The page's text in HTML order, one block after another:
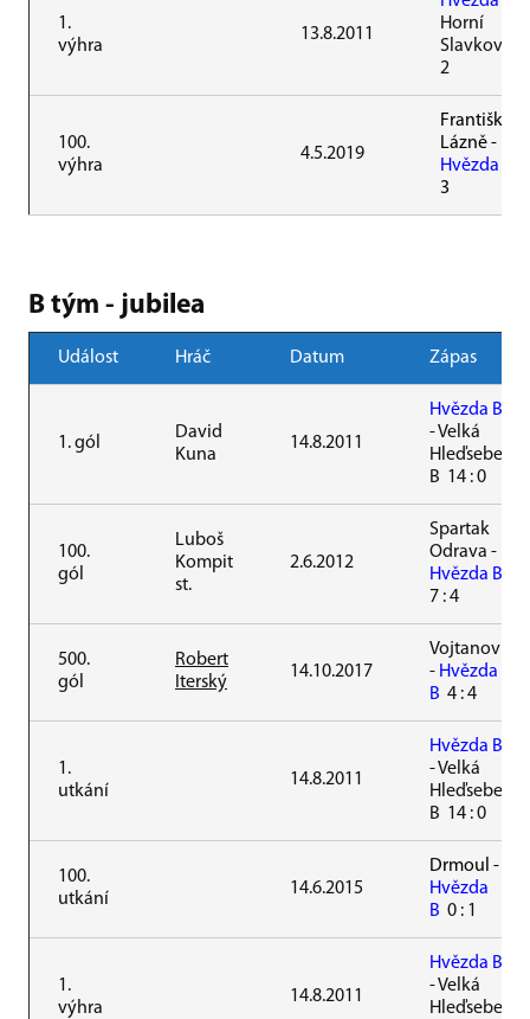
1.
výhra
13.8.2011
Horní
Slavkov 3 :
2
100.
výhra
4.5.2019
Lázně-
Hvězda
3
B tým - jubilea
Událost Hráč Datum Zápas
1. gól
David
Kuna
14.8.2011
Hvězda B
- Velká
Hleďsebe
B 14 : 0
100.
gól
Luboš
Kompit
st.
2.6.2012
Spartak
Odrava -
Hvězda B
7 : 4
500.
gól
Robert
Iterský
14.10.2017
Vojtanov
- Hvězda
B 4 : 4
1.
utkání
14.8.2011
Hvězda B
- Velká
Hleďsebe
B 14 : 0
100.
utkání
14.6.2015
Drmoul -
Hvězda
B 0 : 1
1.
výhra
14.8.2011
Hvězda B
- Velká
Hleďsebe